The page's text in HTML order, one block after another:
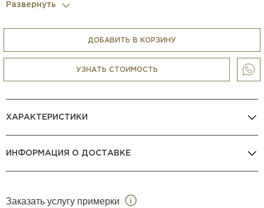
модульных конфигурациях (в этом случае размер будет
зависеть от количества и типа выбранных модулей).
Развернуть
ДОБАВИТЬ В КОРЗИНУ
УЗНАТЬ СТОИМОСТЬ
ХАРАКТЕРИСТИКИ
ИНФОРМАЦИЯ О ДОСТАВКЕ
Заказать услугу примерки